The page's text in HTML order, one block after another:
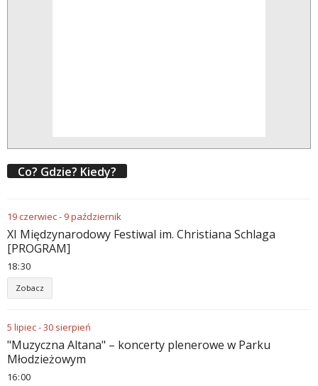
Co? Gdzie? Kiedy?
19czerwiec- 9październik
XI Międzynarodowy Festiwal im. Christiana Schlaga
[PROGRAM]
18:30
Zobacz
5 lipiec-30 sierpień
"Muzyczna Altana" – koncerty plenerowe w Parku
Młodzieżowym
16:00